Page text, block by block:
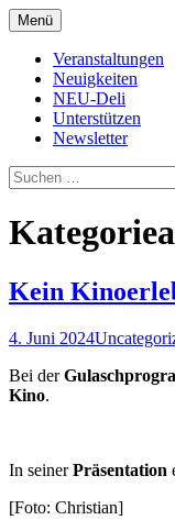
Zum
Inhalt
springen
NeuDeli
Menü
Veranstaltungen
Neuigkeiten
NEU-Deli
Unterstützen
Newsletter
Suchen
nach:
Kein
4. Juni 2024
Bei der
Kino.
In seinerPräsentation
[Foto: Christian]